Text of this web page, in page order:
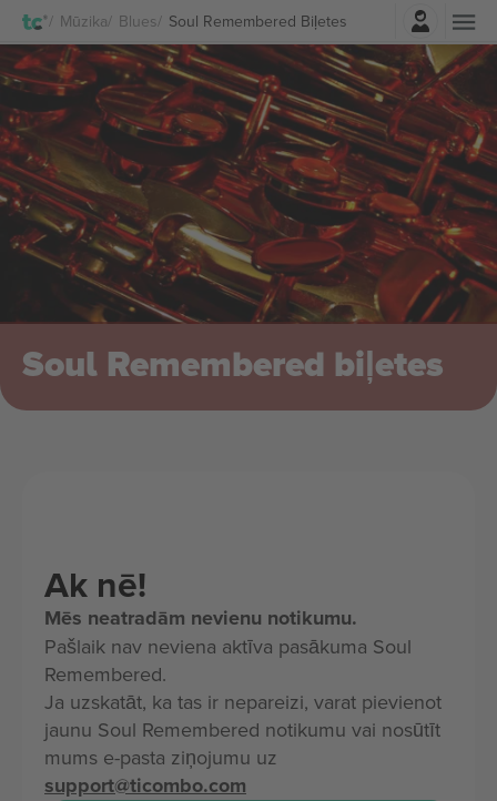
Mūzika Blues Soul Remembered Biļetes
Pierakstīties
Soul Remembered biļetes
Ak nē!
Mēs neatradām nevienu notikumu.
Pašlaik nav neviena aktīva pasākuma Soul
Remembered.
Ja uzskatāt, ka tas ir nepareizi, varat pievienot
jaunu Soul Remembered notikumu vai nosūtīt
mums e-pasta ziņojumu uz
support@ticombo.com